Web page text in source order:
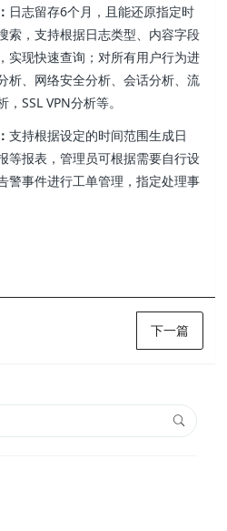
日志留存6个月，且能还原指定时
索，支持根据日志类型、内容字段
实现快速查询；对所有用户行为进
析、网络安全分析、会话分析、流
SSL VPN分析等。
支持根据设定的时间范围生成日
等报表，管理员可根据需要自行设
警事件进行工单管理，指定处理事
下一篇